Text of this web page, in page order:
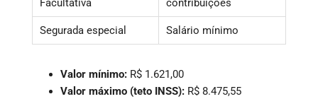
Facultativa
contribuições
Segurada especial Salário mínimo
Valor mínimo: R$ 1.621,00
Valor máximo (teto INSS): R$ 8.475,55